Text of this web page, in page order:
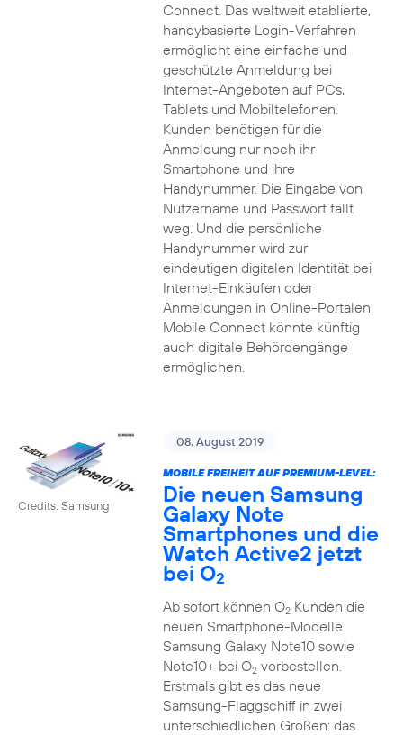
Connect. Das weltweit etablierte,
handybasierte Login-Verfahren
ermöglicht eine einfache und
geschützte Anmeldung bei
Internet-Angeboten auf PCs,
Tablets und Mobiltelefonen.
Kunden benötigen für die
Anmeldung nur noch ihr
Smartphone und ihre
Handynummer. Die Eingabe von
Nutzername und Passwort fällt
weg. Und die persönliche
Handynummer wird zur
eindeutigen digitalen Identität bei
Internet-Einkäufen oder
Anmeldungen in Online-Portalen.
Mobile Connect könnte künftig
auch digitale Behördengänge
ermöglichen.
Credits: Samsung
08. August 2019
MOBILE FREIHEIT AUF PREMIUM-LEVEL:
Die neuen Samsung
Galaxy Note
Smartphones und die
Watch Active2 jetzt
bei O2
Ab sofort können O2Kunden die
neuen Smartphone-Modelle
Samsung Galaxy Note10 sowie
Note10+ bei O2vorbestellen.
Erstmals gibt es das neue
Samsung-Flaggschiff in zwei
unterschiedlichen Größen: das